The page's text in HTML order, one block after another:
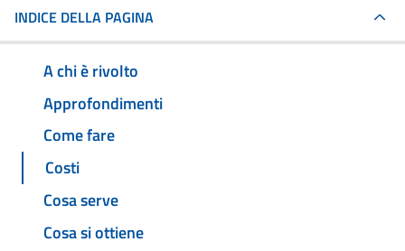
INDICE DELLA PAGINA
A chi è rivolto
Approfondimenti
Come fare
Costi
Cosa serve
Cosa si ottiene